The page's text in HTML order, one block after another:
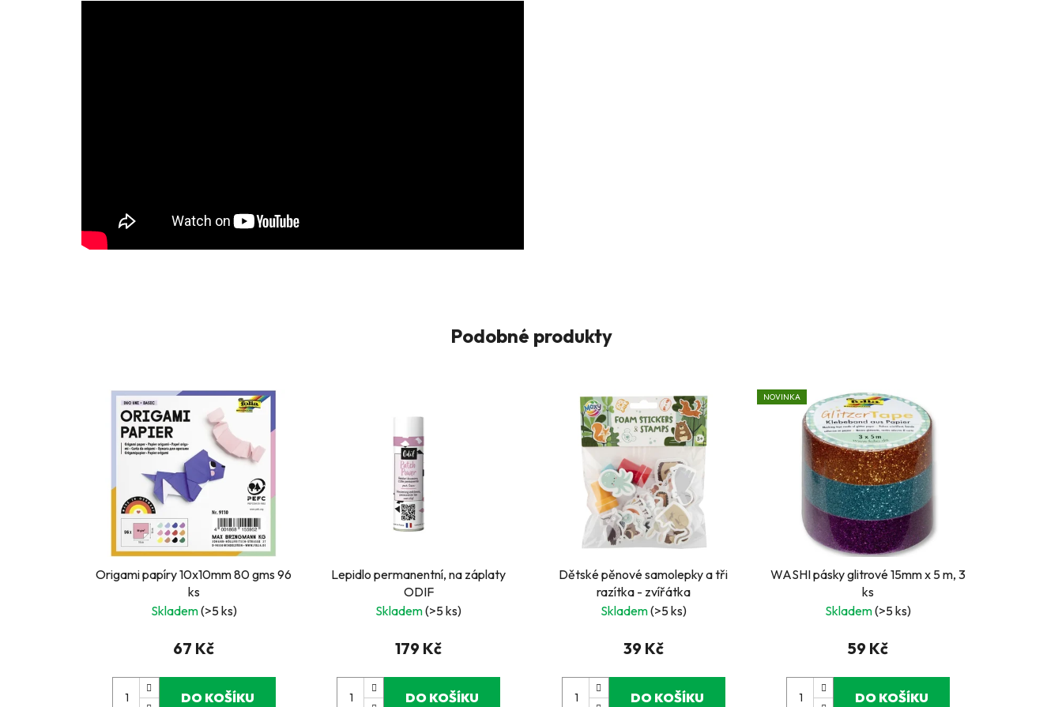
Podobné produkty
Origami papíry 10x10mm 80 gms 96
ks
Skladem(>5 ks)
67 Kč
DO KOŠÍKU
Lepidlo permanentní, na záplaty
ODIF
Skladem(>5 ks)
179 Kč
DO KOŠÍKU
Dětské pěnové samolepky a tři
razítka - zvířátka
Skladem(>5 ks)
39 Kč
DO KOŠÍKU
NOVINKA
WASHI pásky glitrové 15mm x 5 m, 3
ks
Skladem(>5 ks)
59 Kč
DO KOŠÍKU